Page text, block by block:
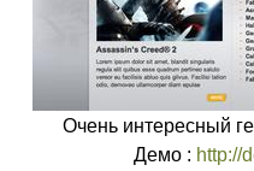
Очень интересный
Демо : http://